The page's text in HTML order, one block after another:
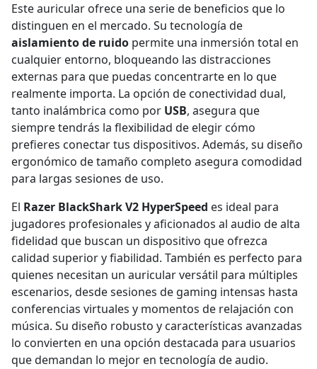
Este auricular ofrece una serie de beneficios que lo
distinguen en el mercado. Su tecnología de
aislamiento de ruido permite una inmersión total en
cualquier entorno, bloqueando las distracciones
externas para que puedas concentrarte en lo que
realmente importa. La opción de conectividad dual,
tanto inalámbrica como por USB, asegura que
siempre tendrás la flexibilidad de elegir cómo
prefieres conectar tus dispositivos. Además, su diseño
ergonómico de tamaño completo asegura comodidad
para largas sesiones de uso.
El Razer BlackShark V2 HyperSpeed es ideal para
jugadores profesionales y aficionados al audio de alta
fidelidad que buscan un dispositivo que ofrezca
calidad superior y fiabilidad. También es perfecto para
quienes necesitan un auricular versátil para múltiples
escenarios, desde sesiones de gaming intensas hasta
conferencias virtuales y momentos de relajación con
música. Su diseño robusto y características avanzadas
lo convierten en una opción destacada para usuarios
que demandan lo mejor en tecnología de audio.